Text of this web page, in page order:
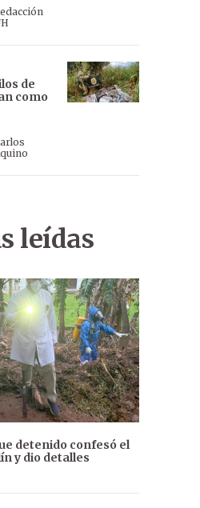
de
como
leídas
detenido confesó el
y dio detalles